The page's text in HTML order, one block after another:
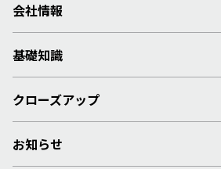
会社情報
基礎知識
クローズアップ
お知らせ